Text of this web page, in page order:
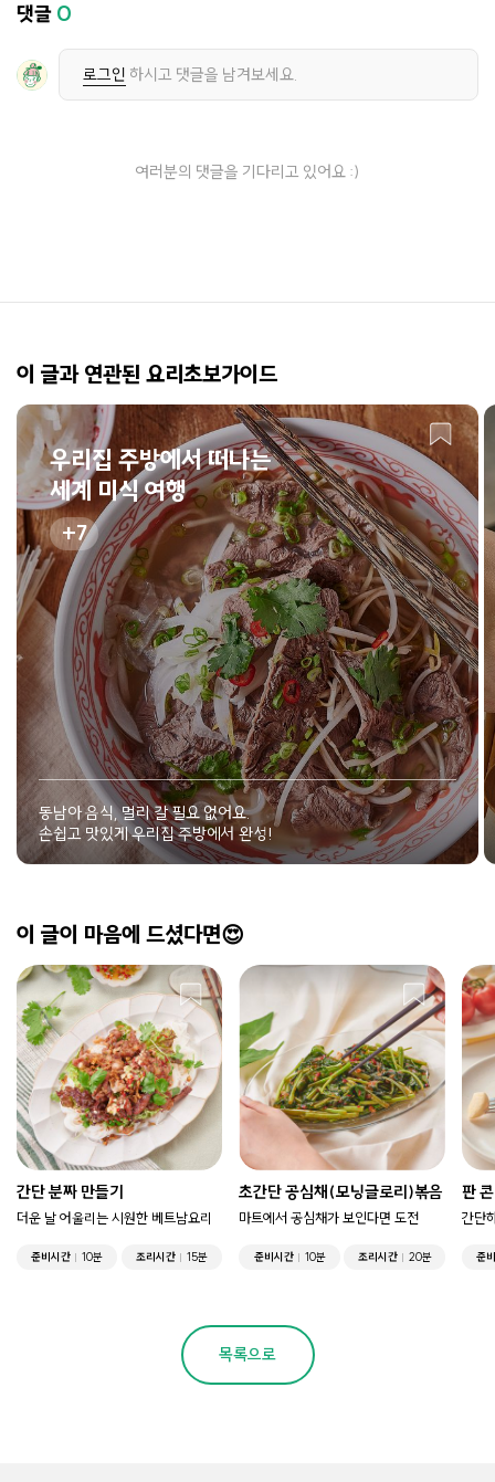
댓글 0
로그인 하시고 댓글을 남겨보세요.
여러분의 댓글을 기다리고 있어요 :)
이 글과 연관된 요리초보가이드
우리집 주방에서 떠나는
세계 미식 여행
7
동남아 음식, 멀리 갈 필요 없어요.
손쉽고 맛있게 우리집 주방에서 완성!
이 글이 마음에 드셨다면😍
간단 분짜 만들기
더운 날 어울리는 시원한 베트남요리
준비시간 10분 조리시간 15분
초간단 공심채(모닝글로리)볶음
마트에서 공심채가 보인다면 도전
준비시간 10분 조리시간 20분
판
간단
준
목록으로